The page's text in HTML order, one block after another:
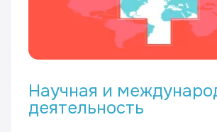
Научная и
деятельность